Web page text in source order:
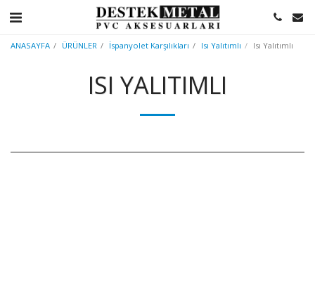
ANASAYFA ÜRÜNLER İspanyolet Karşılıkları Isı Yalıtımlı Isı Yalıtımlı
ISI YALITIMLI